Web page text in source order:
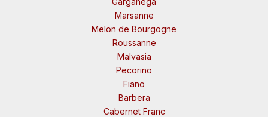
Marsanne
Melon de Bourgogne
Roussanne
Malvasia
Pecorino
Fiano
Barbera
Cabernet Franc